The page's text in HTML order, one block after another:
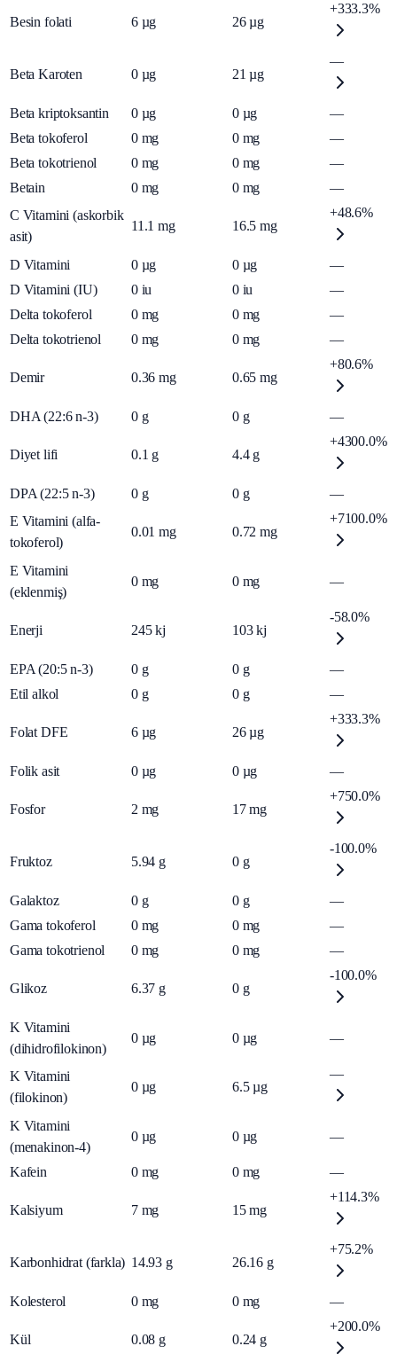
Besin folati 6 µg 26 µg
+333.3%
Beta Karoten 0 µg 21 µg
—
Beta kriptoksantin 0 µg 0 µg
—
Beta tokoferol
0 mg 0 mg
—
Beta tokotrienol
0 mg 0 mg
—
Betain
0 mg 0 mg
—
C Vitamini (askorbik
asit)
11.1 mg 16.5 mg
+48.6%
D Vitamini 0 µg 0 µg
—
D Vitamini (IU)
0 iu 0 iu
—
Delta tokoferol
0 mg 0 mg
—
Delta tokotrienol
0 mg 0 mg —
Demir 0.36 mg 0.65 mg
+80.6%
DHA (22:6 n-3) 0 g 0 g —
Diyet lifi 0.1 g 4.4 g
+4300.0%
DPA (22:5 n-3) 0 g 0 g
—
E Vitamini (alfa-
tokoferol)
0.01 mg 0.72 mg
+7100.0%
E Vitamini
(eklenmiş)
0 mg 0 mg —
Enerji 245 kj 103 kj
-58.0%
EPA (20:5 n-3) 0 g 0 g
—
Etil alkol
0 g 0 g —
Folat DFE 6 µg 26 µg
+333.3%
Folik asit 0 µg 0 µg —
Fosfor 2 mg 17 mg
+750.0%
Fruktoz 5.94 g 0 g
-100.0%
Galaktoz 0 g 0 g
—
Gama tokoferol
0 mg 0 mg
—
Gama tokotrienol
0 mg 0 mg —
Glikoz 6.37 g 0 g
-100.0%
K Vitamini
(dihidrofilokinon)
0 µg 0 µg —
K Vitamini
(filokinon)
0 µg 6.5 µg
—
K Vitamini
(menakinon-4)
0 µg 0 µg —
Kafein 0 mg 0 mg —
Kalsiyum 7 mg 15 mg
+114.3%
Karbonhidrat (farkla) 14.93 g 26.16 g
+75.2%
Kolesterol 0 mg 0 mg —
Kül 0.08 g 0.24 g
+200.0%